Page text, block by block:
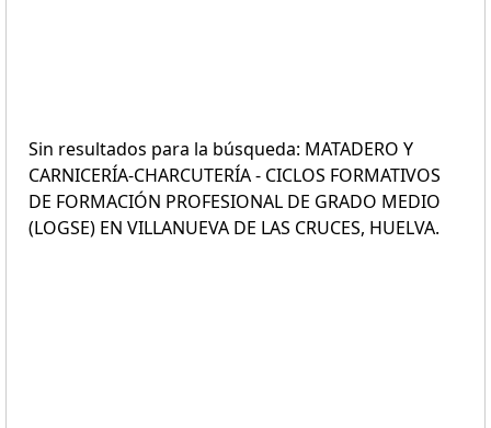
Sin resultados para la búsqueda: MATADERO Y
CARNICERÍA-CHARCUTERÍA - CICLOS FORMATIVOS
DE FORMACIÓN PROFESIONAL DE GRADO MEDIO
(LOGSE) EN VILLANUEVA DE LAS CRUCES, HUELVA.